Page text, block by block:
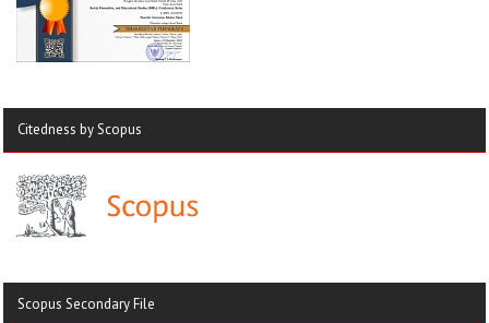
Citedness by Scopus
Scopus Secondary File